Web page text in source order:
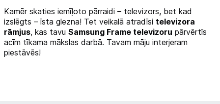
Kamēr skaties iemīļoto pārraidi – televizors, bet kad
izslēgts – īsta glezna! Tet veikalā atradīsi televizora
rāmjus, kas tavu Samsung Frame televizoru pārvērtīs
acīm tīkama mākslas darbā. Tavam māju interjeram
piestāvēs!